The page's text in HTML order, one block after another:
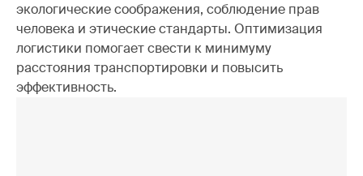
экологические соображения, соблюдение прав
человека и этические стандарты. Оптимизация
логистики помогает свести к минимуму
расстояния транспортировки и повысить
эффективность.